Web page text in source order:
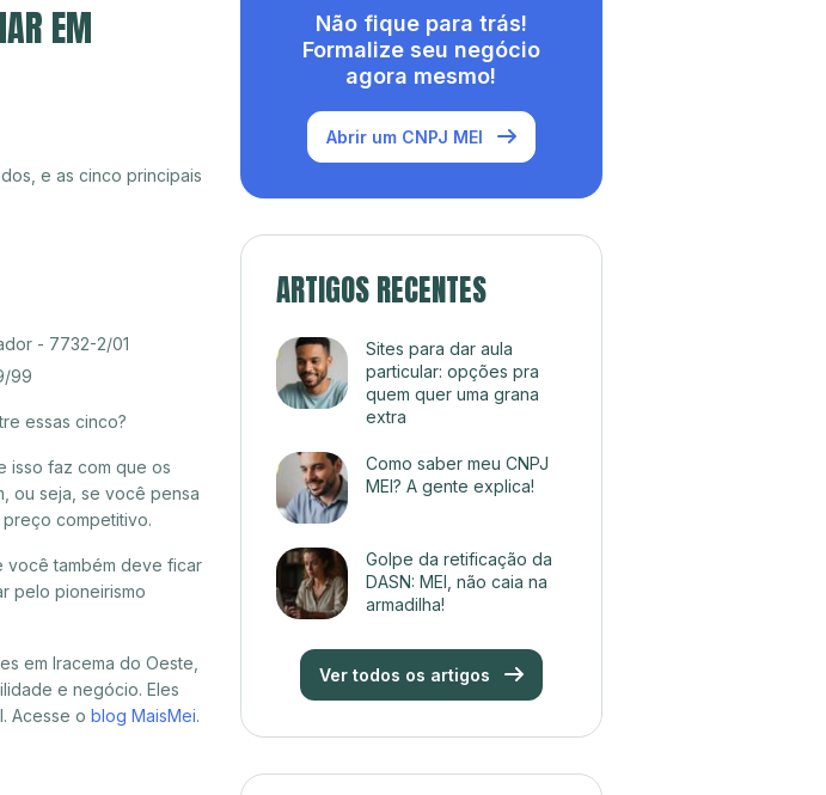
EM
e as cinco principais
- 7732-2/01
99
essas cinco?
isso faz com que os
ou seja, se você pensa
competitivo.
você também deve ficar
pelo pioneirismo
em Iracema do Oeste,
e negócio. Eles
Acesse o blog MaisMei.
Não fique para trás!
Formalize seu negócio
agora mesmo!
Abrir um CNPJ MEI
ARTIGOS RECENTES
Sites para dar aula
particular: opções pra
quem quer uma grana
extra
Como saber meu CNPJ
MEI? A gente explica!
Golpe da retificação da
DASN: MEI, não caia na
armadilha!
Ver todos os artigos